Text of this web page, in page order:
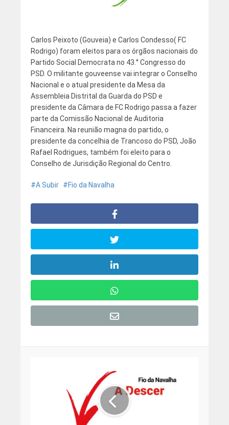
Carlos Peixoto (Gouveia) e Carlos Condesso( FC
Rodrigo) foram eleitos para os órgãos nacionais do
Partido Social Democrata no 43.° Congresso do
PSD. O militante gouveense vai integrar o Conselho
Nacional e o atual presidente da Mesa da
Assembleia Distrital da Guarda do PSD e
presidente da Câmara de FC Rodrigo passa a fazer
parte da Comissão Nacional de Auditoria
Financeira. Na reunião magna do partido, o
presidente da concelhia de Trancoso do PSD, João
Rafael Rodrigues, também foi eleito para o
Conselho de Jurisdição Regional do Centro.
A Subir Fio da Navalha